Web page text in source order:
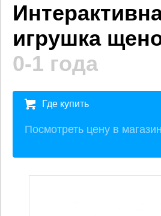
игрушка
0-1 года
Где купить
Посмотреть цену в